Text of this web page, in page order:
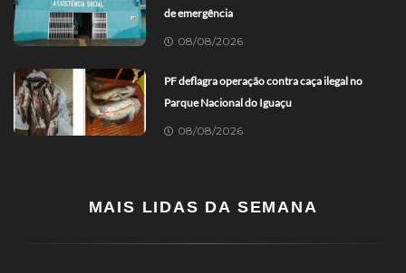
de emergência
08/08/2026
PF deflagra operação contra caça ilegal no
Parque Nacional do Iguaçu
08/08/2026
MAIS LIDAS DA SEMANA